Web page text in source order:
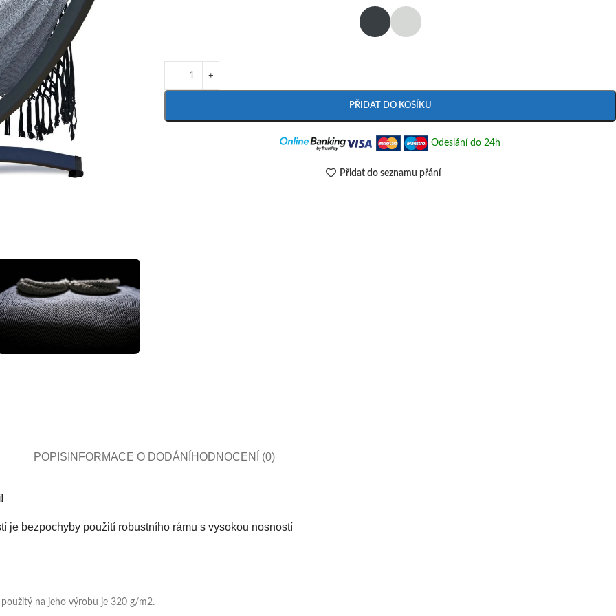
PŘIDAT DO KOŠÍKU
Odeslání do 24h
Přidat do seznamu přání
POPIS INFORMACE O DODÁNÍ HODNOCENÍ (0)
je bezpochyby použití robustního rámu s vysokou nosností
na jeho výrobu je 320 g/m2.